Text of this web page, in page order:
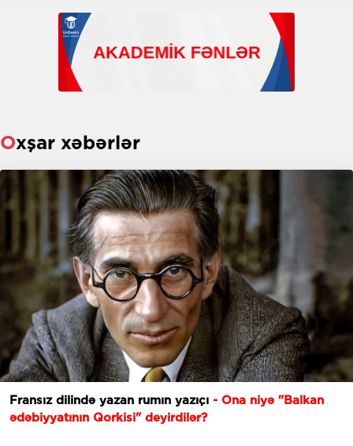
Oxşar xəbərlər
Fransız dilində yazan rumın yazıçı - Ona niyə "Balkan
ədəbiyyatının Qorkisi" deyirdilər?